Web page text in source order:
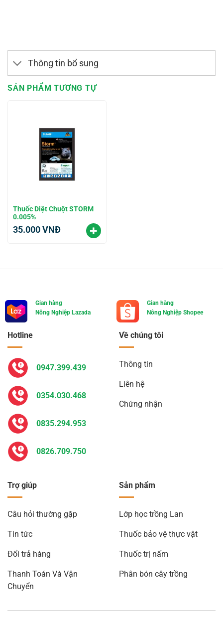
Thông tin bổ sung
SẢN PHẨM TƯƠNG TỰ
Thuốc Diệt Chuột STORM
0.005%
35.000VNĐ
Gian hàng
Nông Nghiệp Lazada
Gian hàng
Nông Nghiệp Shopee
Về chúng tôi
Thông tin
Liên hệ
Chứng nhận
Trợ giúp
Câu hỏi thường gặp
Tin tức
Đổi trả hàng
Thanh Toán Và Vận
Chuyển
Sản phẩm
Lớp học trồng Lan
Thuốc bảo vệ thực vật
Thuốc trị nấm
Phân bón cây trồng
Hotline
0947.399.439
0354.030.468
0835.294.953
0826.709.750